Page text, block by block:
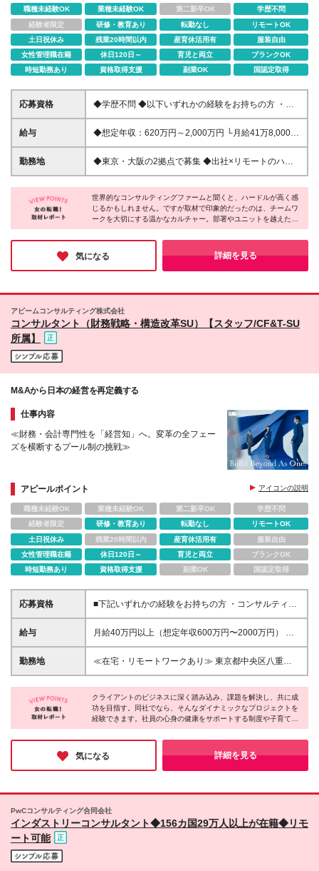
職種未経験OK 業種未経験OK 第二新卒OK
学歴不問
経験者限定
研修・教育あり 転勤なし
リモートOK
土日祝休み
残業20時間以内 産育休活用有
服装自由
女性管理職在籍
休日120日～ 育児と両立
ブランクOK
時短勤務あり
資格取得支援 副業OK 国認定取得
応募資格
◆学歴不問 ◆以下いずれかの経験をお持ちの方 ・コ
ンサルティングファームでの実務経験 ・SEとしての
実務経験（要件定義などの上流工程を想定） ・事業
画、業務改善、プロジェクトリード／マネジメントな
略を描くだけでなく、成果にもこだわりたい ◇グロ
ーバルな環境で多彩な知見を身につけたい ◇キャリ
アと私生活を両立したい
給与
◆想定年収：620万円～2,000万円 └月給41万8,000
円〜160万8,400円＋賞与 ※月給には、固定残業代
（12万1,700円〜24万2,700円／1ヶ月あたり50時間
（期間中の条件に変更はありません）
勤務地
◆東京・大阪の2拠点で募集 ◆出社×リモートのハイ
ブリッドワークOK 【東京｜二重橋オフィス】 東京都
千代田区丸の内3-2-3 丸の内二重橋ビルディング
【大阪オフィス】 大阪府大阪市中央区今橋4-1-1 淀
屋橋三井ビルディング ※(変更の範囲)上記を除く当社
関連勤務地
世界的なコンサルティングファームと聞くと、ハードルが高く感
じるかもしれません。ですが取材で印象的だったのは、チームワ
ークを大切にする温かなカルチャー。部署やユニットを越えた連
携が日常的で、多様な専門性を持つメンバー同士が知見を共有し
ながら課題解決に取り組んでいます。また、柔軟な働き方を“自然
に活用できる風土”も魅力。経験を活かし、新たなキャリアに挑戦
したい方におすすめしたい企業です。
気になる 詳細を見る
アビームコンサルティング株式会社
コンサルタント（財務戦略・構造改革SU）【スタッフ/CF&T-SU
所属】
M&Aから日本の経営を再定義する
仕事内容
≪財務・会計専門性を「経営知」へ。変革の全フェー
ズを横断するプール制の挑戦≫
アピールポイント アイコンの説明
職種未経験OK 業種未経験OK 第二新卒OK
学歴不問
経験者限定
研修・教育あり 転勤なし
リモートOK
土日祝休み
残業20時間以内 産育休活用有
服装自由
女性管理職在籍
休日120日～ 育児と両立
ブランクOK
時短勤務あり
資格取得支援 副業OK 国認定取得
応募資格
■下記いずれかの経験をお持ちの方 ・コンサルティン
グファーム出身者: 戦略系、Big4などでのM&A関連
（Strategy/Transaction/PMI/カーブアウト）または企
者: 経営企画、財務・経理などの機能部門でM&A、グ
ループ／部門変革を企画・実行した経験（3～4年）
経験に加え、会計コンサルまたはM&Aアドバイザリー
経験がある方 ■大卒以上
給与
月給40万円以上（想定年収600万円〜2000万円） ※
経験・能力を考慮の上、当社規定により決定します。
※賞与年2回支給 ※試用期間：原則6ヶ月（試用期間中
勤務地
≪在宅・リモートワークあり≫ 東京都中央区八重洲
二丁目2番1号 東京ミッドタウン八重洲 八重洲セント
ラルタワー15階 ※プロジェクトによりその他全国、
海外あり ※在宅勤務制度、リモートワーク制度あり
（変更の範囲）上記除く当社関連勤務地
クライアントのビジネスに深く踏み込み、課題を解決し、共に成
功を目指す。同社でなら、そんなダイナミックなプロジェクトを
経験できます。社員の心身の健康をサポートする制度や子育て支
援など完備。福利厚生が充実しており、仕事にもプライベートに
も手を抜きたくない女性が長く働ける環境があります！
気になる 詳細を見る
PwCコンサルティング合同会社
インダストリーコンサルタント◆156カ国29万人以上が在籍◆リモ
ート可能